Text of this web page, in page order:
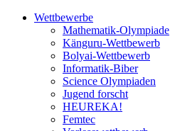
Wettbewerbe
Mathematik-Olympiade
Känguru-Wettbewerb
Bolyai-Wettbewerb
Informatik-Biber
Science Olympiaden
Jugend forscht
HEUREKA!
Femtec